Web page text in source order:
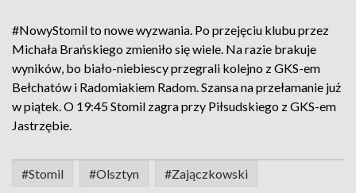
#NowyStomil to nowe wyzwania. Po przejęciu klubu przez
Michała Brańskiego zmieniło się wiele. Na razie brakuje
wyników, bo biało-niebiescy przegrali kolejno z GKS-em
Bełchatów i Radomiakiem Radom. Szansa na przełamanie już
w piątek. O 19:45 Stomil zagra przy Piłsudskiego z GKS-em
Jastrzębie.
#Stomil #Olsztyn #Zajączkowski